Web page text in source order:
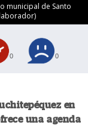
municipal de Santo
0 0
en
una agenda